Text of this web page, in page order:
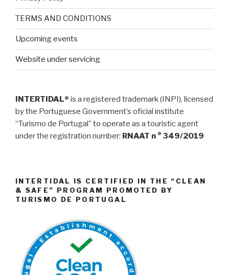
TERMS AND CONDITIONS
Upcoming events
Website under servicing
INTERTIDAL® is a registered trademark (INPI), licensed
by the Portuguese Government’s oficial institute
“Turismo de Portugal” to operate as a touristic agent
under the registration number: RNAAT n ° 349/2019
INTERTIDAL IS CERTIFIED IN THE “CLEAN
& SAFE” PROGRAM PROMOTED BY
TURISMO DE PORTUGAL